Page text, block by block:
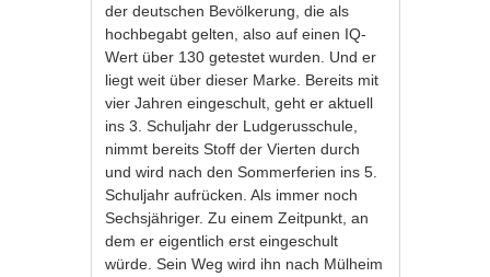
der deutschen Bevölkerung, die als
hochbegabt gelten, also auf einen IQ-
Wert über 130 getestet wurden. Und er
liegt weit über dieser Marke. Bereits mit
vier Jahren eingeschult, geht er aktuell
ins 3. Schuljahr der Ludgerusschule,
nimmt bereits Stoff der Vierten durch
und wird nach den Sommerferien ins 5.
Schuljahr aufrücken. Als immer noch
Sechsjähriger. Zu einem Zeitpunkt, an
dem er eigentlich erst eingeschult
würde. Sein Weg wird ihn nach Mülheim